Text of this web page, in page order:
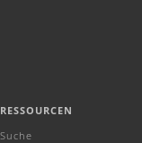
RESSOURCEN
Suche